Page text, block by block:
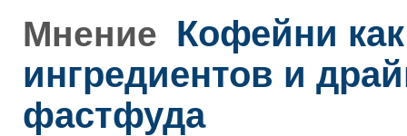
Мнение Кофейни
ингредиентов и
фастфуда